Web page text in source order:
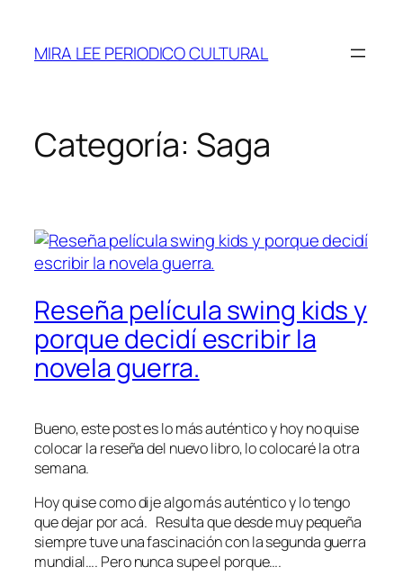
contenido
MIRA LEE PERIODICO CULTURAL
Categoría: Saga
Reseña película swing kids y
porque decidí escribir la
novela guerra.
Bueno, este post es lo más auténtico y hoy no quise
colocar la reseña del nuevo libro, lo colocaré la otra
semana.
Hoy quise como dije algo más auténtico y lo tengo
que dejar por acá. Resulta que desde muy pequeña
siempre tuve una fascinación con la segunda guerra
mundial…. Pero nunca supe el porque….